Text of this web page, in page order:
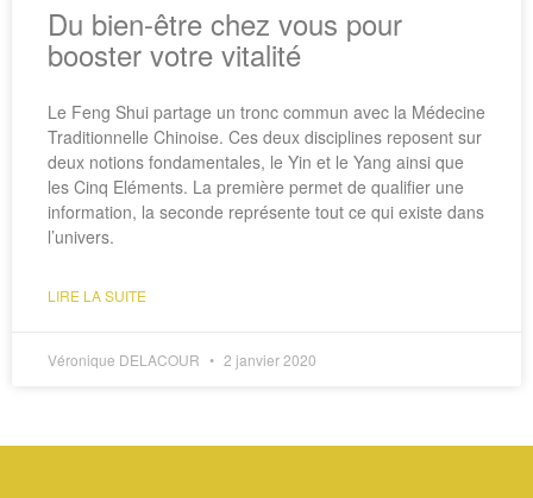
Du bien-être chez vous pour
booster votre vitalité
Le Feng Shui partage un tronc commun avec la Médecine
Traditionnelle Chinoise. Ces deux disciplines reposent sur
deux notions fondamentales, le Yin et le Yang ainsi que
les Cinq Eléments. La première permet de qualifier une
information, la seconde représente tout ce qui existe dans
l’univers.
LIRE LA SUITE
Véronique DELACOUR 2 janvier 2020